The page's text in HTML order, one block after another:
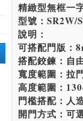
精緻型無框一
型號：SR2W/
說明：
可搭配門版：
搭配鉸鍊：自
寬度範圍：拉
高度範圍：
門檻搭配：人
開門方式：可